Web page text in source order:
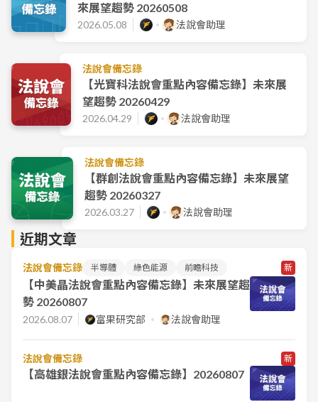
來展望趨勢 20260508
2026.05.08 法說會助理
法說會備忘錄
【光寶科法說會重點內容備忘錄】未來展
望趨勢 20260429
2026.04.29 法說會助理
法說會備忘錄
【群創法說會重點內容備忘錄】未來展望
趨勢 20260327
2026.03.27 法說會助理
近期文章
法說會備忘錄 半導體 綠色能源 前瞻科技 新
【中美晶法說會重點內容備忘錄】未來展望趨
勢 20260807
2026.08.07 富果研究部 法說會助理
法說會備忘錄 新
【高雄銀法說會重點內容備忘錄】20260807